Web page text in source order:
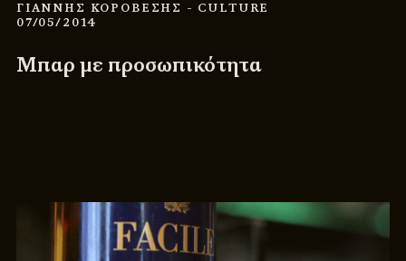
ΓΙΑΝΝΗΣ ΚΟΡΟΒΕΣΗΣ - CULTURE
07/05/2014
Μπαρ με προσωπικότητα